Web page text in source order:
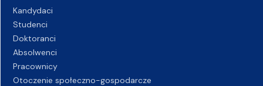
Kandydaci
Studenci
Doktoranci
Absolwenci
Pracownicy
Otoczenie społeczno-gospodarcze